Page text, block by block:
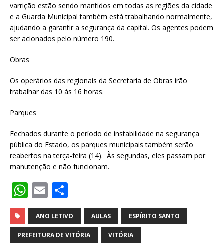
varrição estão sendo mantidos em todas as regiões da cidade
e a Guarda Municipal também está trabalhando normalmente,
ajudando a garantir a segurança da capital. Os agentes podem
ser acionados pelo número 190.
Obras
Os operários das regionais da Secretaria de Obras irão
trabalhar das 10 às 16 horas.
Parques
Fechados durante o período de instabilidade na segurança
pública do Estado, os parques municipais também serão
reabertos na terça-feira (14). Às segundas, eles passam por
manutenção e não funcionam.
W
h
at
s
E
m
ai
l
h
ar
e
ANO LETIVO AULAS ESPÍRITO SANTO
PREFEITURA DE VITÓRIA VITÓRIA